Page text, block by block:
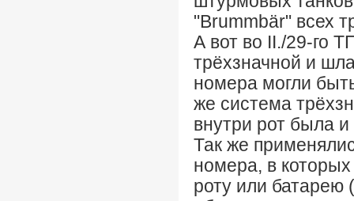
"Brummbär" всех
А вот во II./29-го
трёхзначной и
номера могли
же система
внутри рот была и
Так же
номера, в
роту или